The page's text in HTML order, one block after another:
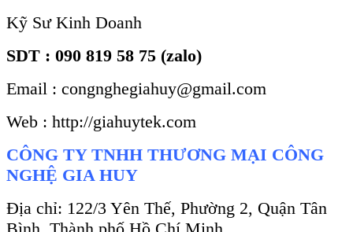
Kỹ Sư Kinh Doanh
SDT : 090 819 58 75 (zalo)
Email : congnghegiahuy@gmail.com
Web : http://giahuytek.com
CÔNG TY TNHH THƯƠNG MẠI CÔNG
NGHỆ GIA HUY
Địa chỉ: 122/3 Yên Thế, Phường 2, Quận Tân